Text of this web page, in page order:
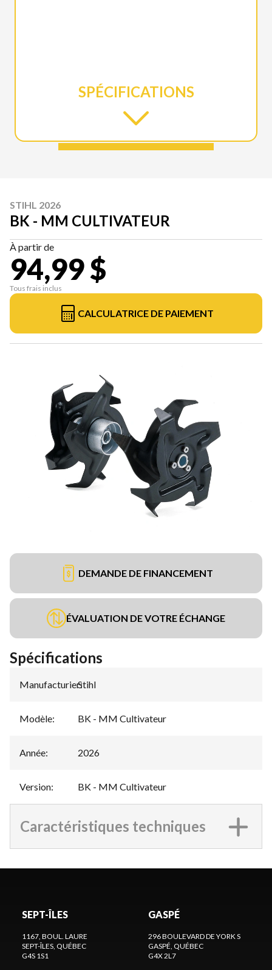
SPÉCIFICATIONS
STIHL 2026
BK - MM CULTIVATEUR
À partir de
94,99 $
Tous frais inclus
CALCULATRICE DE PAIEMENT
DEMANDE DE FINANCEMENT
ÉVALUATION DE VOTRE ÉCHANGE
Spécifications
Manufacturier:
Stihl
Modèle: BK - MM Cultivateur
Année: 2026
Version: BK - MM Cultivateur
Caractéristiques techniques
SEPT-ÎLES
1167, BOUL. LAURE
SEPT-ÎLES, QUÉBEC
G4S 1S1
GASPÉ
296 BOULEVARD DE YORK S
GASPÉ, QUÉBEC
G4X 2L7